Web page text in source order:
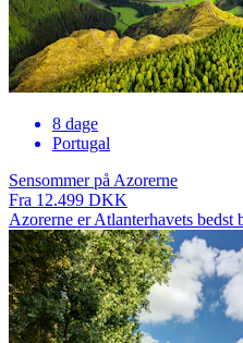
8 dage
Portugal
Sensommer på Azorerne
Fra 12.499 DKK
Azorerne er Atlanterhavets